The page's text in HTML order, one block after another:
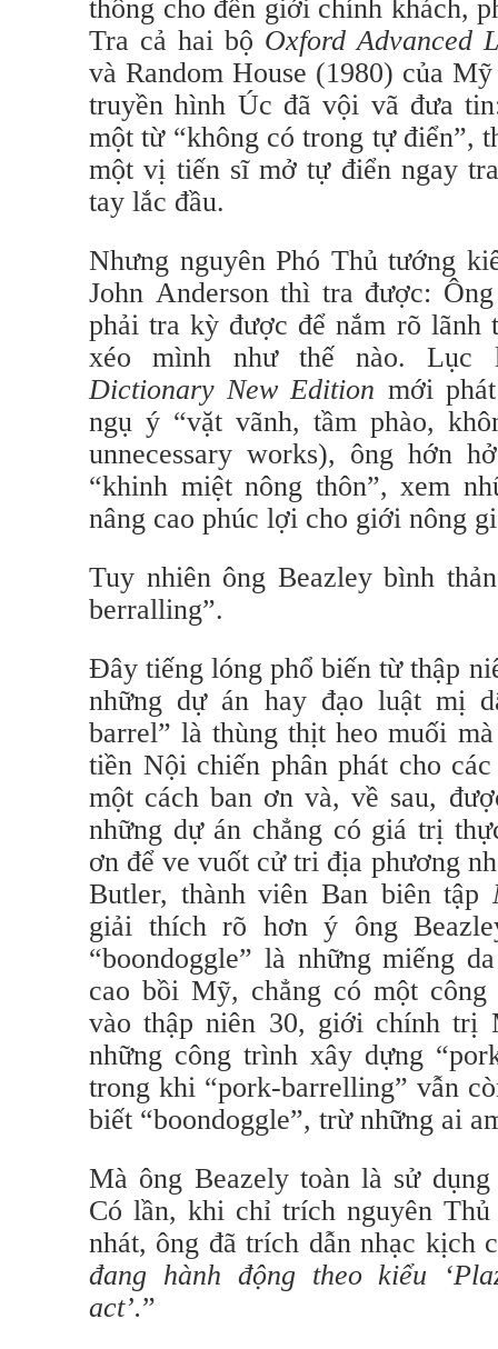
thông cho đến giới chính khách,
Tra cả hai bộ Oxford Advanced
và Random House (1980) của
truyền hình Úc đã vội vã đưa
một từ “không có trong tự điển”,
một vị tiến sĩ mở tự điển ngay
tay lắc đầu.
Nhưng nguyên Phó Thủ tướng
John Anderson thì tra được:
phải tra kỳ được để nắm rõ
xéo mình như thế nào.
Dictionary New Edition mới
ngụ ý “vặt vãnh, tầm phào,
unnecessary works), ông hớn
“khinh miệt nông thôn”, xem
nâng cao phúc lợi cho giới nông
Tuy nhiên ông Beazley bình
berralling”.
Đây tiếng lóng phổ biến từ thập
những dự án hay đạo luật mị
barrel” là thùng thịt heo muối
tiền Nội chiến phân phát cho
một cách ban ơn và, về sau,
những dự án chẳng có giá trị
ơn để ve vuốt cử tri địa phương
Butler, thành viên Ban biên tập
giải thích rõ hơn ý ông
“boondoggle” là những miếng
cao bồi Mỹ, chẳng có một
vào thập niên 30, giới chính
những công trình xây dựng
trong khi “pork-barrelling” vẫn
biết “boondoggle”, trừ những ai
Mà ông Beazely toàn là sử
Có lần, khi chỉ trích nguyên
nhát, ông đã trích dẫn nhạc kịch
đang hành động theo kiểu
act’.”